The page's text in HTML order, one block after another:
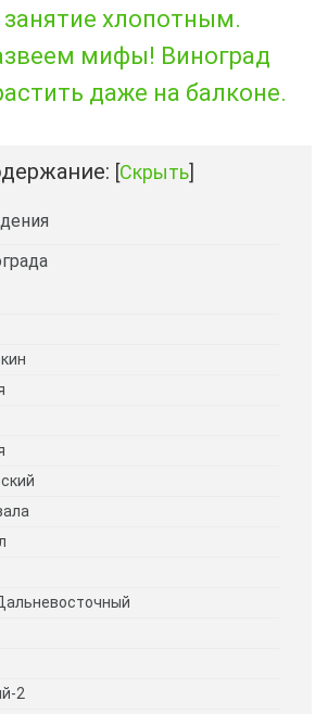
занятие хлопотным.
мифы! Виноград
даже на балконе.
[Скрыть]
2